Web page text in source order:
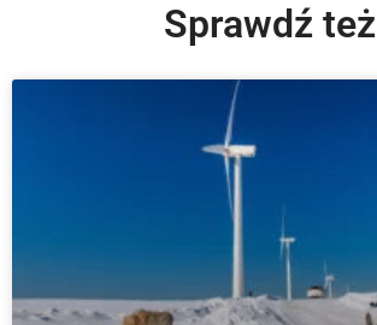
Sprawdź też